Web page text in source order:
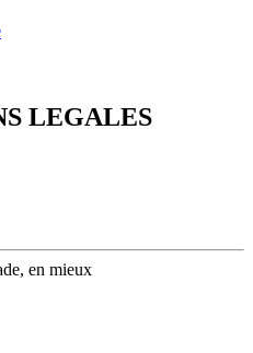
LEGALES
en mieux